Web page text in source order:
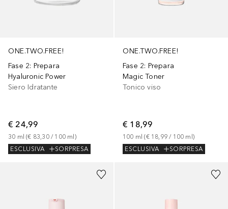
ONE.TWO.FREE!
Fase 2: Prepara
Hyaluronic Power
Siero Idratante
€ 24,99
30 ml (€ 83,30 / 100 ml )
ESCLUSIVA
SORPRESA
ONE.TWO.FREE!
Fase 2: Prepara
Magic Toner
Tonico viso
€ 18,99
100 ml (€ 18,99 / 100 ml )
ESCLUSIVA
SORPRESA